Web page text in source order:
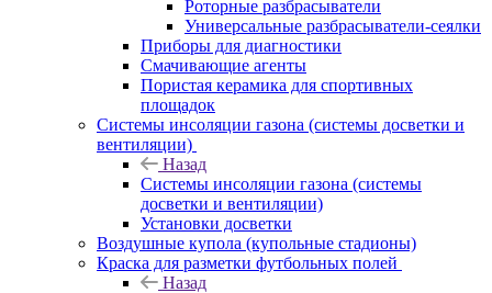
Роторные разбрасыватели
Универсальные разбрасыватели-сеялки
Приборы для диагностики
Смачивающие агенты
Пористая керамика для спортивных
площадок
Системы инсоляции газона (системы досветки и
вентиляции)
Назад
Системы инсоляции газона (системы
досветки и вентиляции)
Установки досветки
Воздушные купола (купольные стадионы)
Краска для разметки футбольных полей
Назад